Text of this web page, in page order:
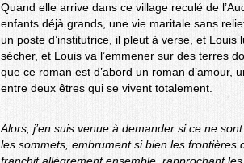
Quand elle arrive dans ce village reculé de
enfants déjà grands, une vie maritale sans
un poste d’institutrice, il pleut à verse, et
sécher, et Louis va l’emmener sur des terres
que ce roman est d’abord un roman d’amour,
entre deux êtres qui se vivent totalement.
Alors, j’en suis venue à demander si ce ne
les sommets, embrument si bien les frontières